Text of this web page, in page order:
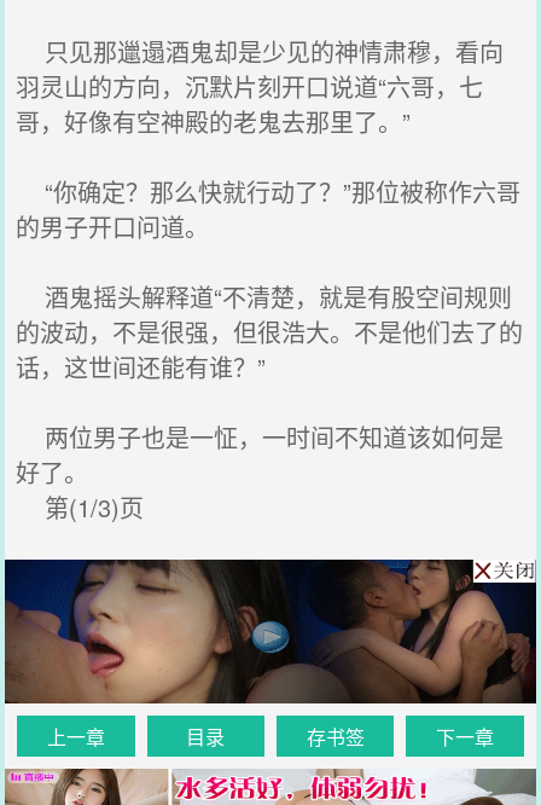
只见那邋遢酒鬼却是少见的神情肃穆，看向
羽灵山的方向，沉默片刻开口说道“六哥，七
哥，好像有空神殿的老鬼去那里了。”
“你确定？那么快就行动了？”那位被称作六哥
的男子开口问道。
酒鬼摇头解释道“不清楚，就是有股空间规则
的波动，不是很强，但很浩大。不是他们去了的
话，这世间还能有谁？”
两位男子也是一怔，一时间不知道该如何是
好了。
第(1/3)页
上一章 目录 存书签 下一章